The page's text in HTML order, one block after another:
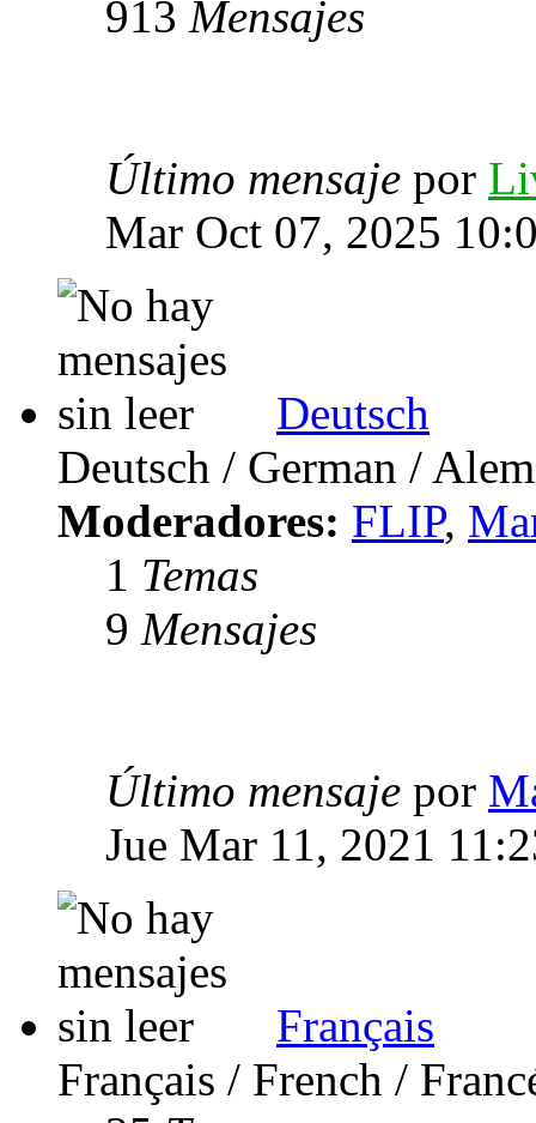
913 Mensajes
Último mensaje por
Mar Oct 07, 2025
Deutsch
Deutsch / German /
Moderadores: FLIP,
1 Temas
9 Mensajes
Último mensaje por
Jue Mar 11, 2021
Français
Français / French /